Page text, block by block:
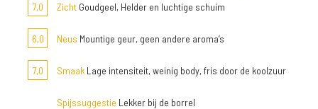
7,0
Zicht Goudgeel, Helder en luchtige schuim
6,0 Neus Mountige geur, geen andere aroma’s
7,0 Smaak Lage intensiteit, weinig body, fris door de koolzuur
Spijssuggestie Lekker bij de borrel